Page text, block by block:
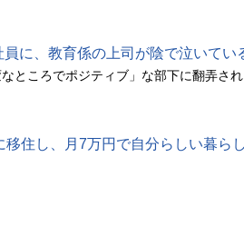
に、教育係の上司が陰で泣いてい
ところでポジティブ」な部下に翻弄さ
住し、月7万円で自分らしい暮ら